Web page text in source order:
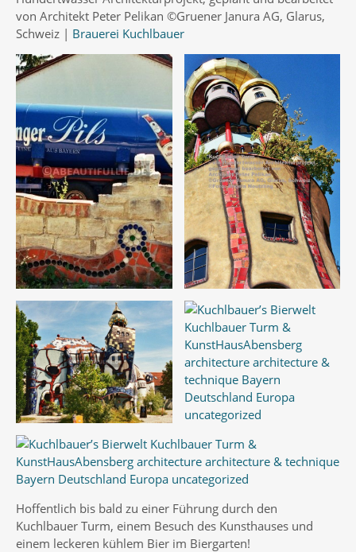
von Architekt Peter Pelikan ©Gruener Janura AG, Glarus,
Schweiz | Brauerei Kuchlbauer
Hoffentlich bis bald zu einer Führung durch den
Kuchlbauer Turm, einem Besuch des Kunsthauses und
einem leckeren kühlem Bier im Biergarten!